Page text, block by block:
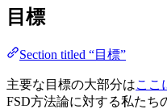
目標
Section titled “目標”
主要な目標の大部分はここ
FSD方法論に対する私たち